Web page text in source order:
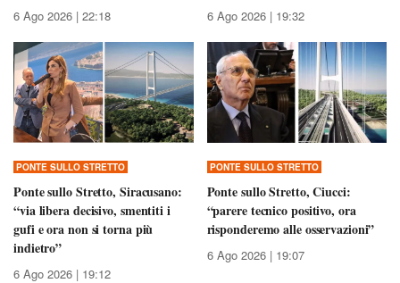
6 Ago 2026 | 22:18 6 Ago 2026 | 19:32
PONTE SULLO STRETTO
Ponte sullo Stretto, Siracusano:
“via libera decisivo, smentiti i
gufi e ora non si torna più
indietro”
6 Ago 2026 | 19:12
PONTE SULLO STRETTO
Ponte sullo Stretto, Ciucci:
“parere tecnico positivo, ora
risponderemo alle osservazioni”
6 Ago 2026 | 19:07